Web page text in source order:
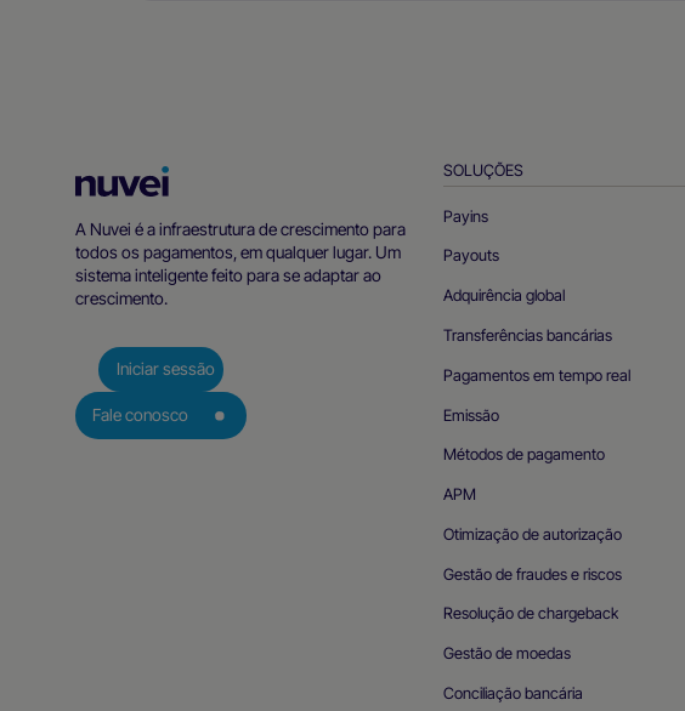
Página
da
Nuvei
A Nuvei é a infraestrutura de crescimento para
todos os pagamentos, em qualquer lugar. Um
sistema inteligente feito para se adaptar ao
crescimento.
Iniciar sessão
Fale conosco
SOLUÇÕES
Payins
Payouts
Adquirência global
Transferências bancárias
Pagamentos em tempo real
Emissão
Métodos de pagamento
APM
Otimização de autorização
Gestão de fraudes e riscos
Resolução de chargeback
Gestão de moedas
Conciliação bancária